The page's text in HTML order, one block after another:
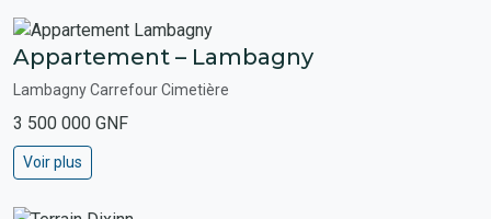
Appartement – Lambagny
Lambagny Carrefour Cimetière
3 500 000 GNF
Voir plus